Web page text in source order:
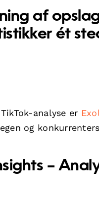
af
ét
analyse er
og
–